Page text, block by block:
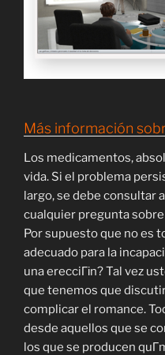
Más información
Los medicamentos,
vida. Si el problema
largo, se debe consultar
cualquier pregunta
Por supuesto que no es
adecuado para la
una erecciГіn? Tal vez
que tenemos que
complicar el romance.
desde aquellos que se
los que se producen